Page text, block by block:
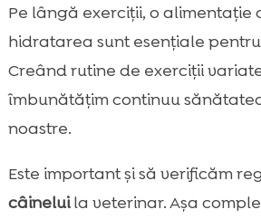
Pe lângă exerciții, o alimentație
hidratarea sunt esențiale
Creând rutine de exerciții
îmbunătățim continuu
noastre.
Este important și să verificăm
câineluila veterinar. Așa